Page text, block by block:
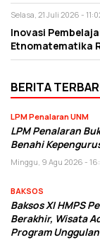
Selasa, 21 Juli 2026 -
Inovasi
Etnomatematika
BERITA
LPM Penalaran UNM
LPM Penalaran
Benahi
Minggu, 9 Agu 2026 -
BAKSOS
Baksos XI HMPS
Berakhir, Wisata
Program Unggulan